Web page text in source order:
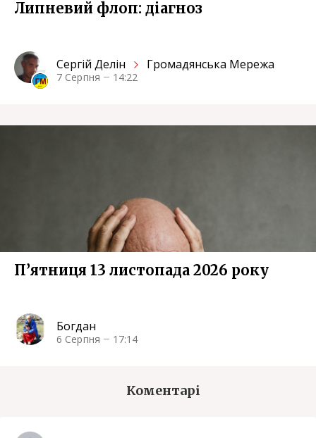
Липневий флоп: діагноз
Сергiй Делін Громадянська Мережа
7 Серпня 14:22
П’ятниця 13 листопада 2026 року
Богдан
6 Серпня 17:14
Коментарі